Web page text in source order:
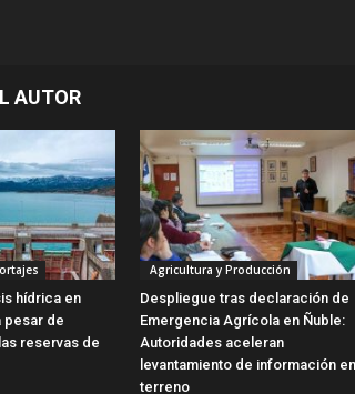
AUTOR
hídrica en
pesar de
reservas de
Agricultura y Producción
Despliegue tras declaración de
Emergencia Agrícola en Ñuble:
Autoridades aceleran
levantamiento de información en
terreno